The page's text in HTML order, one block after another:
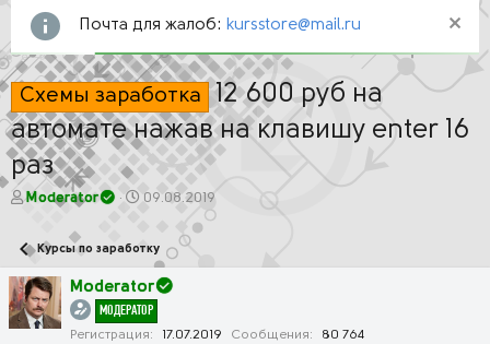
Почта для жалоб: kursstore@mail.ru
Схемы заработка 12 600 руб на
автомате нажав на клавишу enter 16
раз
А
о
р
т
е
Moderator
Д
а
а
ч
а
09.08.2019
Курсы по заработку
Moderator
МОДЕРАТОР
Регистрация 17.07.2019 Сообщения
80 764